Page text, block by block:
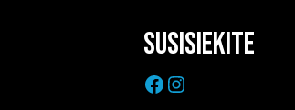
Susisiekite
Facebook
Instagram